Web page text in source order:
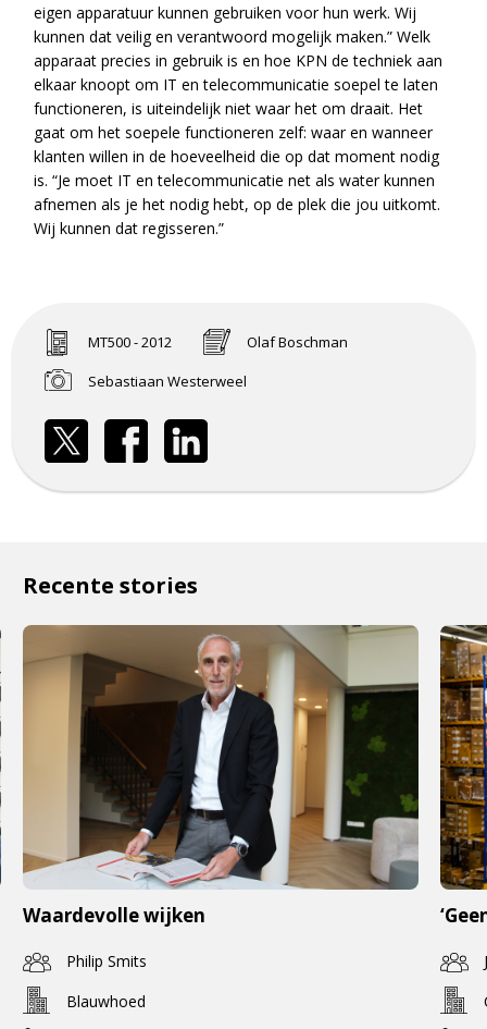
eigen apparatuur kunnen gebruiken voor hun werk. Wij
kunnen dat veilig en verantwoord mogelijk maken.” Welk
apparaat precies in gebruik is en hoe KPN de techniek aan
elkaar knoopt om IT en telecommunicatie soepel te laten
functioneren, is uiteindelijk niet waar het om draait. Het
gaat om het soepele functioneren zelf: waar en wanneer
klanten willen in de hoeveelheid die op dat moment nodig
is. “Je moet IT en telecommunicatie net als water kunnen
afnemen als je het nodig hebt, op de plek die jou uitkomt.
Wij kunnen dat regisseren.”
MT500 - 2012
Olaf Boschman
Sebastiaan Westerweel
Recente stories
Waardevolle wijken
Philip Smits
Blauwhoed